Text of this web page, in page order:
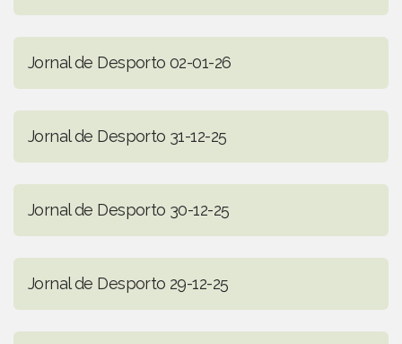
Jornal de Desporto 02-01-26
Jornal de Desporto 31-12-25
Jornal de Desporto 30-12-25
Jornal de Desporto 29-12-25